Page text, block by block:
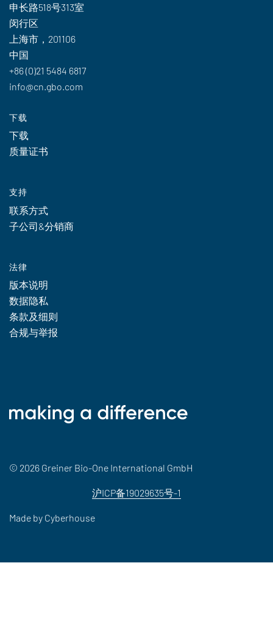
申长路518号313室
闵行区
上海市，201106
中国
+86 (0)21 5484 6817
info@cn.gbo.com
下载
下载
质量证书
支持
联系方式
子公司&分销商
法律
版本说明
数据隐私
条款及细则
合规与举报
© 2026 Greiner Bio-One International GmbH
沪ICP备19029635号-1
Made by Cyberhouse